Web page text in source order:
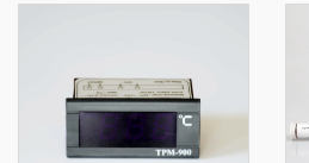
та функціональність
температурою